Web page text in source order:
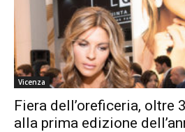
Vicenza
Fiera dell’oreficeria, oltre
alla prima edizione